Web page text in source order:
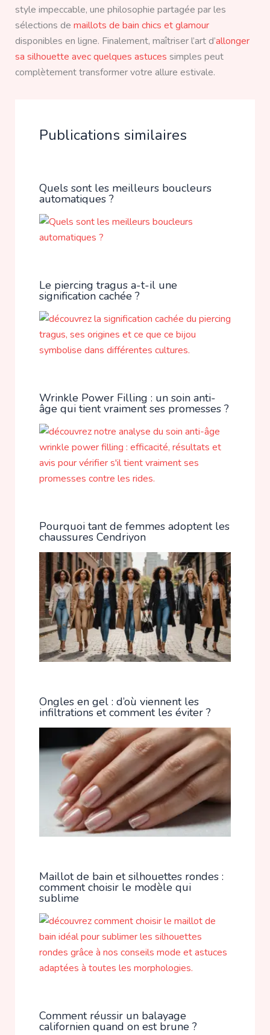
style impeccable, une philosophie partagée par les
sélections de maillots de bain chics et glamour
disponibles en ligne. Finalement, maîtriser l’art d’allonger
sa silhouette avec quelques astuces simples peut
complètement transformer votre allure estivale.
Publications similaires
Quels sont les meilleurs boucleurs
automatiques ?
Le piercing tragus a-t-il une
signification cachée ?
Wrinkle Power Filling : un soin anti-
âge qui tient vraiment ses promesses ?
Pourquoi tant de femmes adoptent les
chaussures Cendriyon
Ongles en gel : d’où viennent les
infiltrations et comment les éviter ?
Maillot de bain et silhouettes rondes :
comment choisir le modèle qui
sublime
Comment réussir un balayage
californien quand on est brune ?